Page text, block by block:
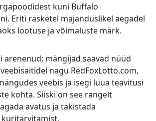
kuni Buffalo
Eriti rasketel majanduslikel aegadel
lootuse ja võimaluste märk.
arenenud; mängijad saavad nüüd
nagu RedFoxLotto.com,
veebis ja isegi luua teavitusi
kohta. Siiski on see rangelt
avatus ja takistada